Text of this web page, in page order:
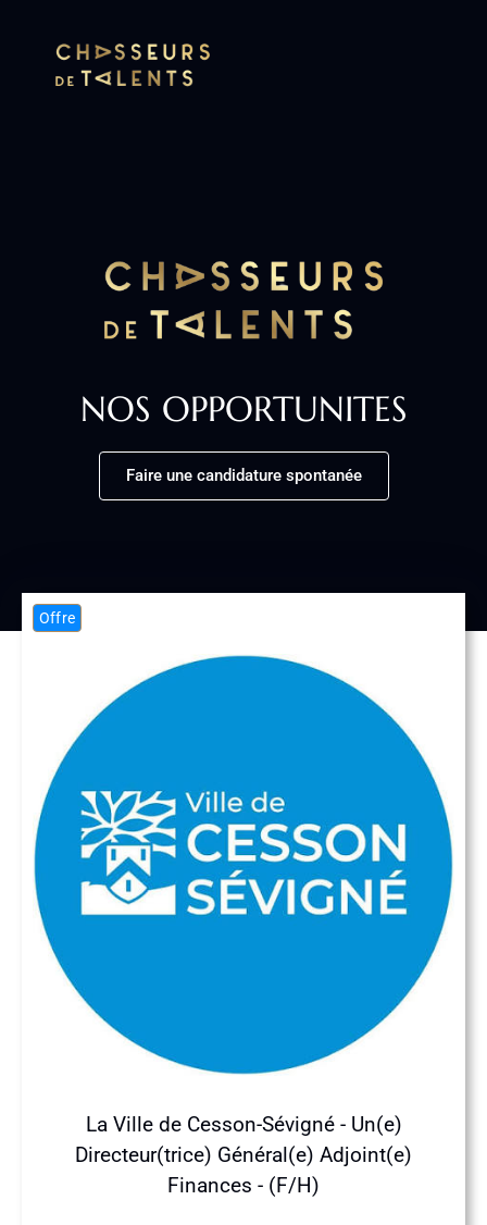
NOS OPPORTUNITES
Faire une candidature spontanée
Offre
La Ville de Cesson-Sévigné - Un(e)
Directeur(trice) Général(e) Adjoint(e)
Finances - (F/H)